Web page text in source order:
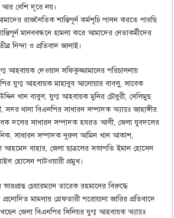
আর বেশি দূরে নয়।
রাজনৈতিক শান্তিপূর্ন কর্মশূচি পালন করতে পারছি
মানববন্ধনে হামলা করে আমাদের নেতাকর্মীদের
নিন্দা ও প্রতিবাদ জানাই।
আহবায়ক দেওয়ান সফিকুজ্জামানের পরিচালনায়
যুগ্ম আহবায়ক মাহাবুব আনোয়ার বাবলু, সাবেক
খান বাবুল, যুগ্ম আহবায়ক মুনির চৌধুরী, সেলিমুছ
সদর থানা বিএনপির সাধারন সম্পাদক অ্যাডঃ জাহাঙ্গীর
দলের সাধারন সম্পাদক হযরত আলী, জেলা যুবদলের
সাধারন সম্পাদক নুরুল আমিন খান আকাশ,
বাহার, জেলা ছাত্রলের সভাপতি ইমান হোসেন
হোসেন পাটওয়ারী প্রমুখ।
চেয়ারম্যান তারেক রহমানের বিরুদ্ধে
প্রনোদিত মামলায় গ্রেফতারী পরোয়ানা জারির প্রতিবাদে
জেলা বিএনপির সিনিয়র যুগ্ম আহবায়ক অ্যাডঃ